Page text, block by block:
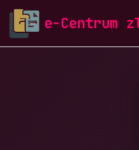
e-Centrum
zlewozmywaki-krosch.pl